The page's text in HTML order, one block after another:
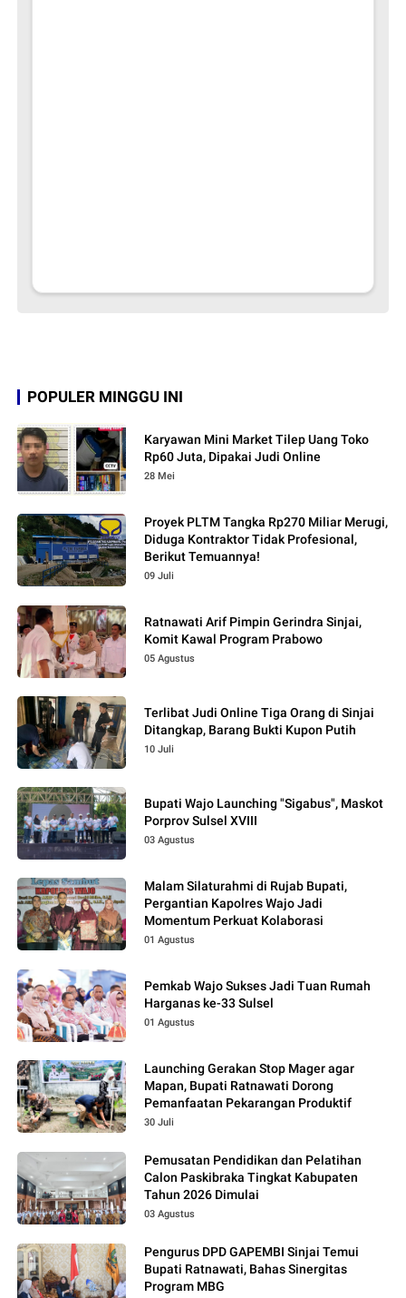
POPULER MINGGU INI
Karyawan Mini Market Tilep Uang Toko
Rp60 Juta, Dipakai Judi Online
28 Mei
Proyek PLTM Tangka Rp270 Miliar Merugi,
Diduga Kontraktor Tidak Profesional,
Berikut Temuannya!
09 Juli
Ratnawati Arif Pimpin Gerindra Sinjai,
Komit Kawal Program Prabowo
05 Agustus
Terlibat Judi Online Tiga Orang di Sinjai
Ditangkap, Barang Bukti Kupon Putih
10 Juli
Bupati Wajo Launching "Sigabus", Maskot
Porprov Sulsel XVIII
03 Agustus
Malam Silaturahmi di Rujab Bupati,
Pergantian Kapolres Wajo Jadi
Momentum Perkuat Kolaborasi
01 Agustus
Pemkab Wajo Sukses Jadi Tuan Rumah
Harganas ke-33 Sulsel
01 Agustus
Launching Gerakan Stop Mager agar
Mapan, Bupati Ratnawati Dorong
Pemanfaatan Pekarangan Produktif
30 Juli
Pemusatan Pendidikan dan Pelatihan
Calon Paskibraka Tingkat Kabupaten
Tahun 2026 Dimulai
03 Agustus
Pengurus DPD GAPEMBI Sinjai Temui
Bupati Ratnawati, Bahas Sinergitas
Program MBG